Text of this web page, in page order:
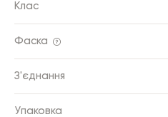
Клас
Фаска
З'єднання
Упаковка